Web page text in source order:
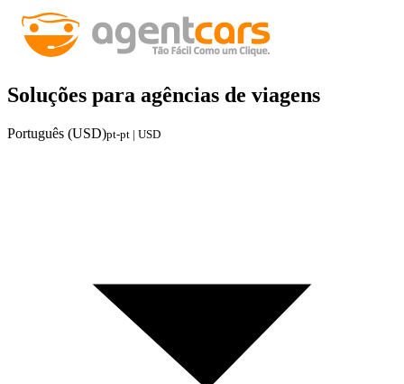
Soluções para agências de viagens
Português (USD)pt-pt | USD